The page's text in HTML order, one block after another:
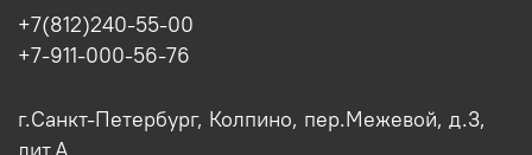
+7(812)240-55-00
+7-911-000-56-76
г.Санкт-Петербург, Колпино, пер.Межевой, д.3,